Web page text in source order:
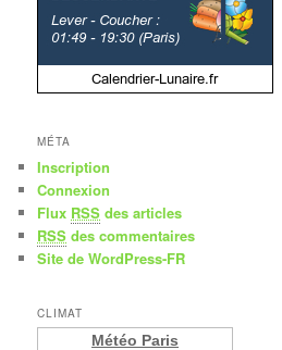
MÉTA
Inscription
Connexion
Flux RSS des articles
RSS des commentaires
Site de WordPress-FR
CLIMAT
Météo Paris